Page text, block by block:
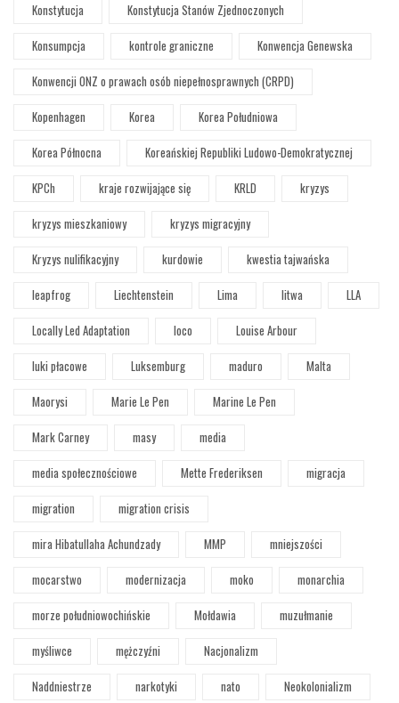
Konstytucja
Konstytucja Stanów Zjednoczonych
Konsumpcja
kontrole graniczne
Konwencja Genewska
Konwencji ONZ o prawach osób niepełnosprawnych (CRPD)
Kopenhagen
Korea
Korea Południowa
Korea Północna
Koreańskiej Republiki Ludowo-Demokratycznej
KPCh
kraje rozwijające się KRLD
kryzys
kryzys mieszkaniowy
kryzys migracyjny
Kryzys nulifikacyjny
kurdowie
kwestia tajwańska
leapfrog
Liechtenstein Lima litwa
LLA
Locally Led Adaptation
loco
Louise Arbour
luki płacowe
Luksemburg maduro
Malta
Maorysi
Marie Le Pen
Marine Le Pen
Mark Carney
masy
media
media społecznościowe
Mette Frederiksen
migracja
migration
migration crisis
mira Hibatullaha Achundzady
MMP
mniejszości
mocarstwo
modernizacja moko
monarchia
morze południowochińskie
Mołdawia
muzułmanie
myśliwce
mężczyźni
Nacjonalizm
Naddniestrze
narkotyki nato
Neokolonializm